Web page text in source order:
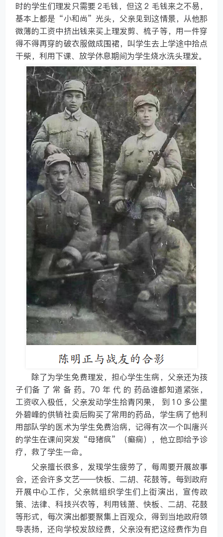
时的学生们理发只需要 2毛钱，但这 2 毛钱来之不易，
基本上都是“小和尚”光头，父亲见到这情景，从他那
微薄的工资中挤出钱来买上理发剪、梳子等，用一件穿
得不得再穿的破衣服做成围裙，叫学生去上学途中拾点
干柴，利用下课、放学休息期间为学生烧水洗头理发。
除了为学生免费理发，担心学生生病，父亲还为孩
子们备 了 常 备 药。70 年 代 的 药品谁都知道紧张，
工资收入极低，父亲发动学生拾青冈果， 到 10 多公里
外碧峰的供销社卖后购买了常用的药品，学生病了他利
用部队学的医术为学生免费治病，记得有次一个叫唐兴
的学生在课间突发“母猪疯”（癫痫），他立即给予诊
疗，救了学生一命。
父亲擅长很多，发现学生疲劳了，每周要开展故事
会，还会许多文艺——快板、二胡、花鼓等。每到政府
开展中心工作，父亲就组织学生们上街演出，宣传政
策、法律、科技兴农等，利用钱萧、快板、二胡、花鼓
等形式，每次演出都要聚集上百观众，得到当地政府领
导表扬，还向学校发放经费，父亲没有把这经费作为自